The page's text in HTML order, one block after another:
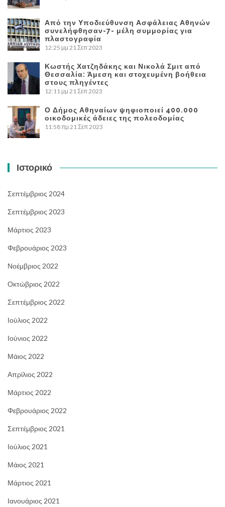
Από την Υποδιεύθυνση Ασφάλειας Αθηνών
συνελήφθησαν-7- μέλη συμμορίας για
πλαστογραφία
12:25 μμ 21 Σεπ 2023
Κωστής Χατζηδάκης και Νικολά Σμιτ από
Θεσσαλία: Άμεση και στοχευμένη βοήθεια
στους πληγέντες
12:11 μμ 21 Σεπ 2023
Ο Δήμος Αθηναίων ψηφιοποιεί 400.000
οικοδομικές άδειες της πολεοδομίας
11:58 πμ 21 Σεπ 2023
Ιστορικό
Σεπτέμβριος 2024
Σεπτέμβριος 2023
Μάρτιος 2023
Φεβρουάριος 2023
Νοέμβριος 2022
Οκτώβριος 2022
Σεπτέμβριος 2022
Ιούλιος 2022
Ιούνιος 2022
Μάιος 2022
Απρίλιος 2022
Μάρτιος 2022
Φεβρουάριος 2022
Σεπτέμβριος 2021
Ιούλιος 2021
Μάιος 2021
Μάρτιος 2021
Ιανουάριος 2021